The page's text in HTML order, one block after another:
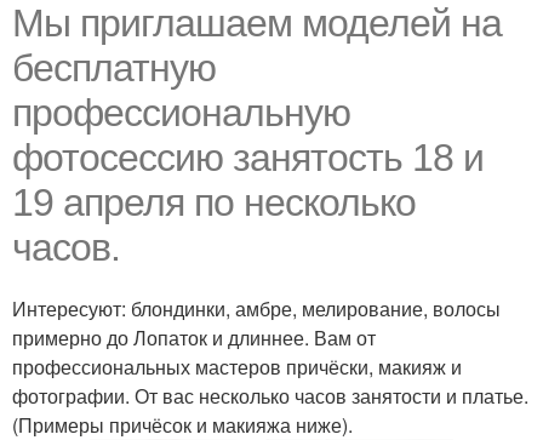
Мы приглашаем моделей на
бесплатную
профессиональную
фотосессию занятость 18 и
19 апреля по несколько
часов.
Интересуют: блондинки, амбре, мелирование, волосы
примерно до Лопаток и длиннее. Вам от
профессиональных мастеров причёски, макияж и
фотографии. От вас несколько часов занятости и платье.
(Примеры причёсок и макияжа ниже).